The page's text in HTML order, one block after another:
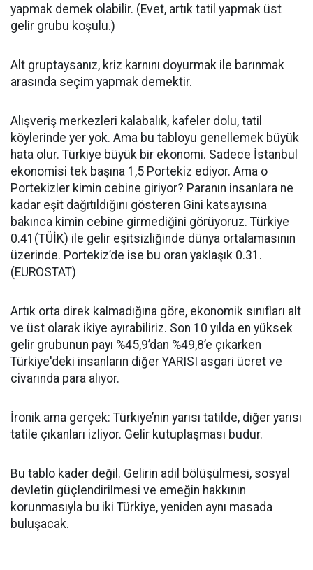
yapmak demek olabilir. (Evet, artık tatil yapmak üst
gelir grubu koşulu.)
Alt gruptaysanız, kriz karnını doyurmak ile barınmak
arasında seçim yapmak demektir.
Alışveriş merkezleri kalabalık, kafeler dolu, tatil
köylerinde yer yok. Ama bu tabloyu genellemek büyük
hata olur. Türkiye büyük bir ekonomi. Sadece İstanbul
ekonomisi tek başına 1,5 Portekiz ediyor. Ama o
Portekizler kimin cebine giriyor? Paranın insanlara ne
kadar eşit dağıtıldığını gösteren Gini katsayısına
bakınca kimin cebine girmediğini görüyoruz. Türkiye
0.41(TÜİK) ile gelir eşitsizliğinde dünya ortalamasının
üzerinde. Portekiz’de ise bu oran yaklaşık 0.31.
(EUROSTAT)
Artık orta direk kalmadığına göre, ekonomik sınıfları alt
ve üst olarak ikiye ayırabiliriz. Son 10 yılda en yüksek
gelir grubunun payı %45,9’dan %49,8’e çıkarken
Türkiye'deki insanların diğer YARISI asgari ücret ve
civarında para alıyor.
İronik ama gerçek: Türkiye’nin yarısı tatilde, diğer yarısı
tatile çıkanları izliyor. Gelir kutuplaşması budur.
Bu tablo kader değil. Gelirin adil bölüşülmesi, sosyal
devletin güçlendirilmesi ve emeğin hakkının
korunmasıyla bu iki Türkiye, yeniden aynı masada
buluşacak.